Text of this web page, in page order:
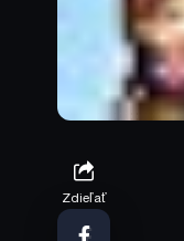
Zdieľať